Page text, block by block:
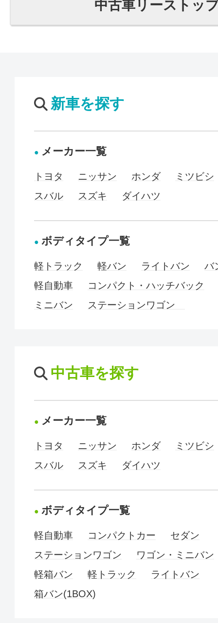
中古車リーストッ
新車を探す
メーカー一覧
トヨタ ニッサン ホンダ
ミツビシ
スバル
スズキ ダイハツ
ボディタイプ一覧
軽トラック 軽バン ライトバン
バ
軽自動車
コンパクト・ハッチバック
ミニバン
ステーションワゴン
中古車を探す
メーカー一覧
トヨタ ニッサン ホンダ
ミツビシ
スバル
スズキ ダイハツ
ボディタイプ一覧
軽自動車 コンパクトカー
セダン
ステーションワゴン
ワゴン・ミニバン
軽箱バン
軽トラック
ライトバン
箱バン(1BOX)